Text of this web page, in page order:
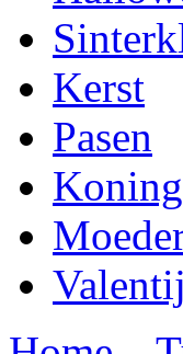
Kerst
Pasen